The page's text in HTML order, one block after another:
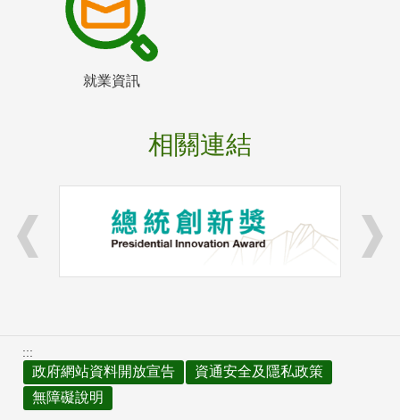
就業資訊
相關連結
:::
政府網站資料開放宣告
資通安全及隱私政策
無障礙說明